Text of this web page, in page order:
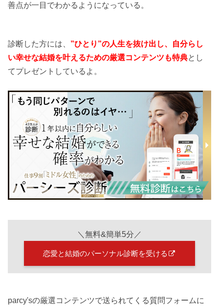
善点が一目でわかるようになっている。
診断した方には、 ”ひとり”の人生を抜け出し、自分らし
い幸せな結婚を叶えるための厳選コンテンツも特典とし
てプレゼントしているよ。
＼無料&簡単5分／
恋愛と結婚のパーソナル診断を受ける
parcy'sの厳選コンテンツで送られてくる質問フォームに